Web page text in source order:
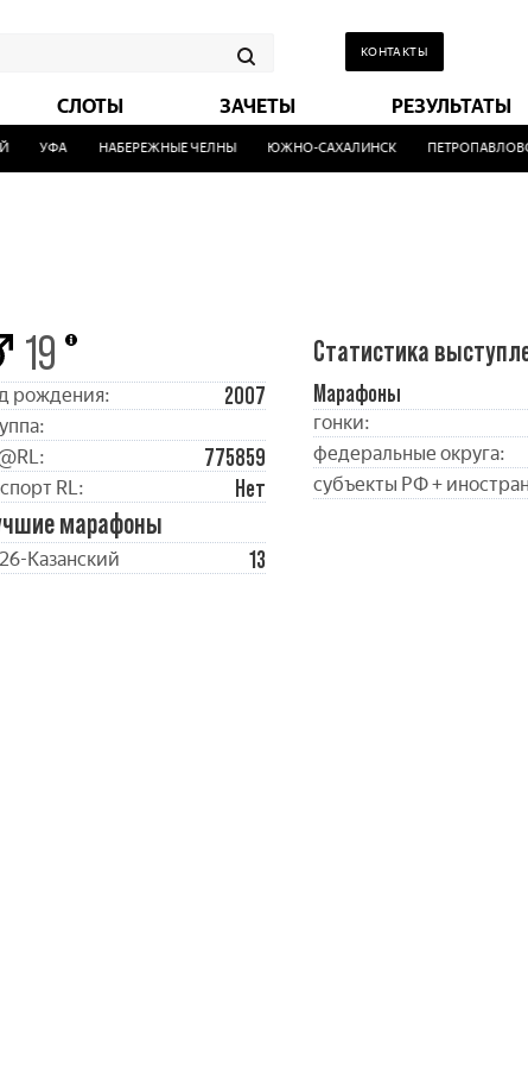
КОНТАКТЫ
СЛОТЫ ЗАЧЕТЫ РЕЗУЛЬТАТЫ
УФА НАБЕРЕЖНЫЕ ЧЕЛНЫ ЮЖНО-САХАЛИНСК
19
рождения: 2007
775859
RL: Нет
марафоны
Казанский 13
Статистика
Марафоны
гонки:
федеральные округа:
субъекты РФ +